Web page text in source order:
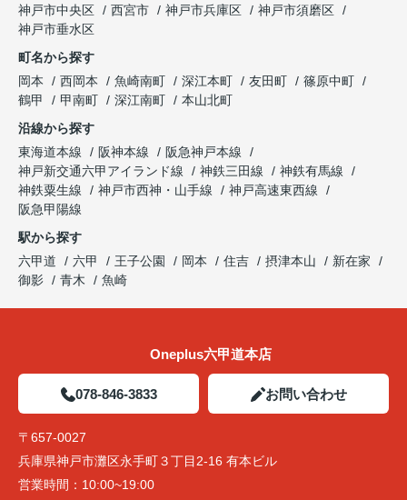
神戸市中央区
西宮市 神戸市兵庫区
神戸市須磨区
神戸市垂水区
町名から探す
岡本
西岡本 魚崎南町 深江本町 友田町
篠原中町
鶴甲
甲南町 深江南町
本山北町
沿線から探す
東海道本線
阪神本線
阪急神戸本線
神戸新交通六甲アイランド線
神鉄三田線
神鉄有馬線
神鉄粟生線
神戸市西神・山手線
神戸高速東西線
阪急甲陽線
駅から探す
六甲道
六甲 王子公園 岡本 住吉 摂津本山
新在家
御影
青木 魚崎
Oneplus六甲道本店
078-846-3833 お問い合わせ
〒657-0027
兵庫県神戸市灘区永手町３丁目2-16 有本ビル
営業時間： 10:00~19:00